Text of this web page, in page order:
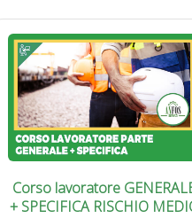
Corso lavoratore
+ SPECIFICA RISCHIO